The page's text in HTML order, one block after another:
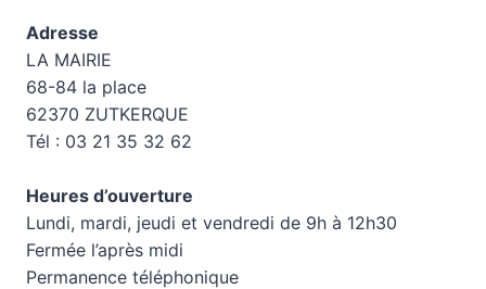
Adresse
LA MAIRIE
68-84 la place
62370 ZUTKERQUE
Tél : 03 21 35 32 62
Heures d’ouverture
Lundi, mardi, jeudi et vendredi de 9h à 12h30
Fermée l’après midi
Permanence téléphonique